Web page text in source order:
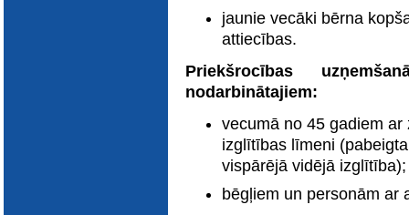
jaunie vecāki bērna
attiecības.
Priekšrocības
nodarbinātajiem:
vecumā no 45 gadiem
izglītības līmeni
vispārējā vidējā izglītība);
bēgļiem un personām ar